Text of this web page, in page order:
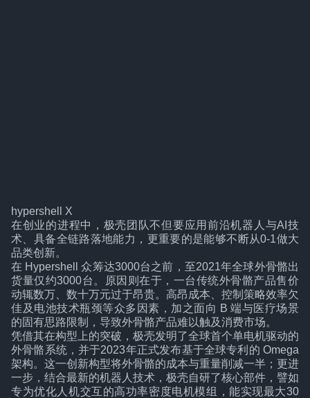
hypershell X
在创业的进程中，极壳团队不但要应用前沿机器人与AI技
术、具备全链路落地能力，更重要的是能够不断从0-1做大
品类创新。
在 Hypershell 众筹达3000台之前，至2021年全球外骨骼出
货量仅约3000台。原因则在于，一台传统外骨骼产品售价
动辄数万、数十万元过于昂贵。高昂成本、控制策略效率欠
佳及电池技术瓶颈等众多因素，加之面向 B 端与医疗场景
的固有思路限制，导致外骨骼产品难以触及消费市场。
凭借其在构型上的突破，极壳发明了全球首个单电机驱动的
外骨骼系统，并于2023年正式发布基于全球专利的 Omega
架构。这一创新构型将外骨骼的成本与重量削减一半；更进
一步，结合最新的机器人技术，极壳自研了核心部件，譬如
专为优化人机交互的高功率密度电机模组，能实现最大30